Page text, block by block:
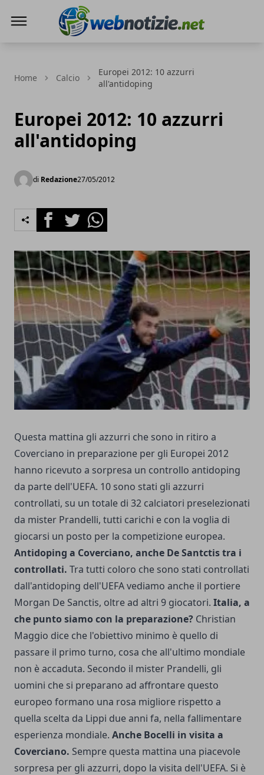
Home Calcio
Europei 2012: 10 azzurri
all'antidoping
Europei 2012: 10 azzurri
all'antidoping
di Redazione27/05/2012
FacebookTwitterWhatsapp
Questa mattina gli azzurri che sono in ritiro a
Coverciano in preparazione per gli Europei 2012
hanno ricevuto a sorpresa un controllo antidoping
da parte dell'UEFA. 10 sono stati gli azzurri
controllati, su un totale di 32 calciatori preselezionati
da mister Prandelli, tutti carichi e con la voglia di
giocarsi un posto per la competizione europea.
Antidoping a Coverciano, anche De Santctis tra i
controllati. Tra tutti coloro che sono stati controllati
dall'antidoping dell'UEFA vediamo anche il portiere
Morgan De Sanctis, oltre ad altri 9 giocatori. Italia, a
che punto siamo con la preparazione? Christian
Maggio dice che l'obiettivo minimo è quello di
passare il primo turno, cosa che all'ultimo mondiale
non è accaduta. Secondo il mister Prandelli, gli
uomini che si preparano ad affrontare questo
europeo formano una rosa migliore rispetto a
quella scelta da Lippi due anni fa, nella fallimentare
esperienza mondiale. Anche Bocelli in visita a
Coverciano. Sempre questa mattina una piacevole
sorpresa per gli azzurri, dopo la visita dell'UEFA. Si è